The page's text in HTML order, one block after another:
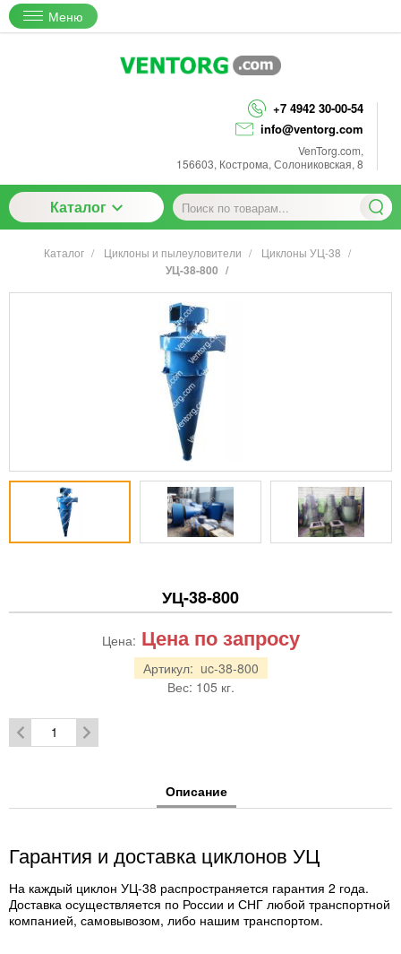
Меню
+7 4942 30-00-54
info@ventorg.com
VenTorg.com,
156603, Кострома, Солониковская, 8
Каталог
Каталог Циклоны и пылеуловители Циклоны УЦ-38
УЦ-38-800
УЦ-38-800
Артикул: uc-38-800
Вес: 105 кг.
Цена: Цена по запросу
Описание
Гарантия и доставка циклонов УЦ
На каждый циклон УЦ-38 распространяется гарантия 2 года.
Доставка осуществляется по России и СНГ любой транспортной
компанией, самовывозом, либо нашим транспортом.